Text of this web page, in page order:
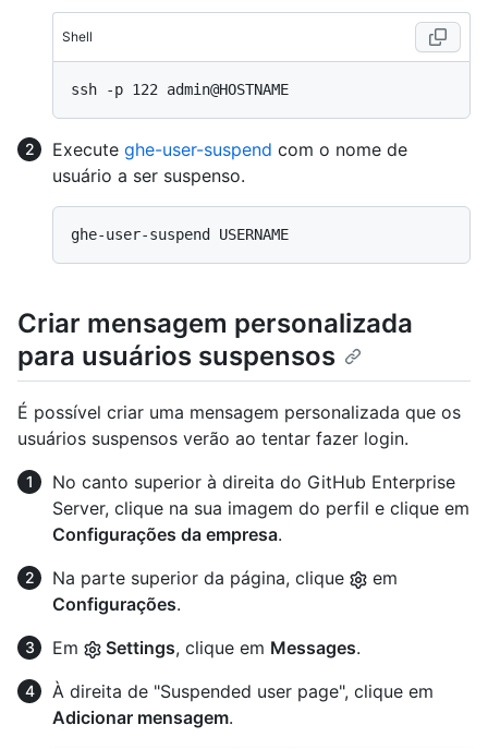
Shell
Execute ghe-user-suspend com o nome de
usuário a ser suspenso.
Criar mensagem personalizada
para usuários suspensos
É possível criar uma mensagem personalizada que os
usuários suspensos verão ao tentar fazer login.
No canto superior à direita do GitHub Enterprise
Server, clique na sua imagem do perfil e clique em
Configurações da empresa.
Na parte superior da página, clique
em
Configurações.
Em
Settings, clique em Messages.
À direita de "Suspended user page", clique em
Adicionar mensagem.